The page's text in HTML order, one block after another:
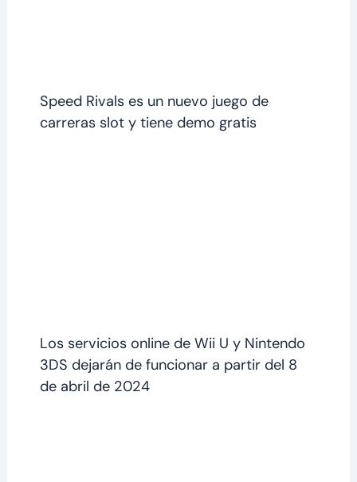
Speed Rivals es un nuevo juego de
carreras slot y tiene demo gratis
Los servicios online de Wii U y Nintendo
3DS dejarán de funcionar a partir del 8
de abril de 2024